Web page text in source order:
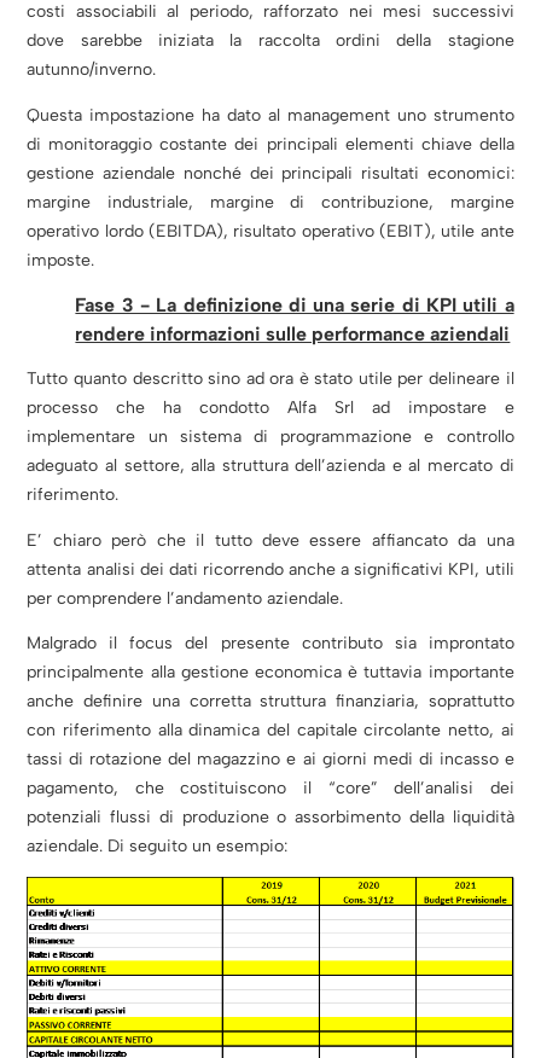
costi associabili al periodo, rafforzato nei mesi successivi
dove sarebbe iniziata la raccolta ordini della stagione
autunno/inverno.
Questa impostazione ha dato al management uno strumento
di monitoraggio costante dei principali elementi chiave della
gestione aziendale nonché dei principali risultati economici:
margine industriale, margine di contribuzione, margine
operativo lordo (EBITDA), risultato operativo (EBIT), utile ante
imposte.
Fase 3 - La definizione di una serie di KPI utili a
rendere informazioni sulle performance aziendali
Tutto quanto descritto sino ad ora è stato utile per delineare il
processo che ha condotto Alfa Srl ad impostare e
implementare un sistema di programmazione e controllo
adeguato al settore, alla struttura dell’azienda e al mercato di
riferimento.
E’ chiaro però che il tutto deve essere affiancato da una
attenta analisi dei dati ricorrendo anche a significativi KPI, utili
per comprendere l’andamento aziendale.
Malgrado il focus del presente contributo sia improntato
principalmente alla gestione economica è tuttavia importante
anche definire una corretta struttura finanziaria, soprattutto
con riferimento alla dinamica del capitale circolante netto, ai
tassi di rotazione del magazzino e ai giorni medi di incasso e
pagamento, che costituiscono il “core” dell’analisi dei
potenziali flussi di produzione o assorbimento della liquidità
aziendale. Di seguito un esempio: